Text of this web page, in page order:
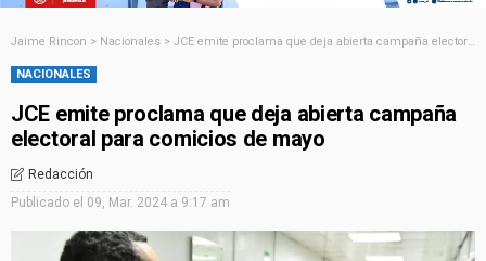
Jaime Rincon > Nacionales > JCE emite proclama que deja abierta campaña electoral para comicios de mayo
NACIONALES
JCE emite proclama que deja abierta campaña
electoral para comicios de mayo
Redacción
Publicado el 09, Mar. 2024 a 9:17 am